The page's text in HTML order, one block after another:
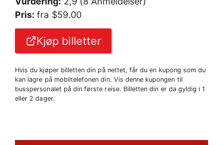
Pris: fra $59.00
Kjøp billetter
Hvis du kjøper billetten din på nettet, får du en kupong som du
kan lagre på mobiltelefonen din. Vis denne kupongen til
busspersonalet på din første reise. Billetten din er da gyldig i 1
eller 2 dager.